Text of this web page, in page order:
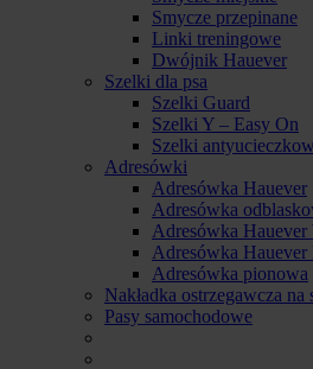
Smycze przepinane
Linki treningowe
Dwójnik Hauever
Szelki dla psa
Szelki Guard
Szelki Y – Easy On
Szelki
Adresówki
Adresówka Hauever
Adresówka
Adresówka Hauever
Adresówka Hauever
Adresówka pionowa
Nakładka ostrzegawcza na
Pasy samochodowe